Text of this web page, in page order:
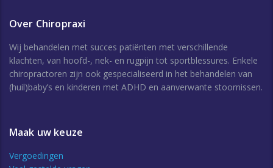
Over Chiropraxi
Wij behandelen met succes patiënten met verschillende
klachten, van hoofd-, nek- en rugpijn tot sportblessures. Enkele
chiropractoren zijn ook gespecialiseerd in het behandelen van
(huil)baby’s en kinderen met ADHD en aanverwante stoornissen.
Maak uw keuze
Vergoedingen